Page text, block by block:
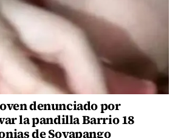
denunciado por
la pandilla Barrio 18
de Soyapango